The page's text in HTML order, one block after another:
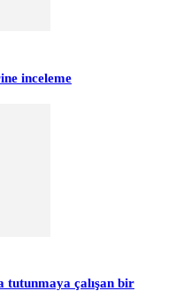
inceleme
tutunmaya çalışan bir